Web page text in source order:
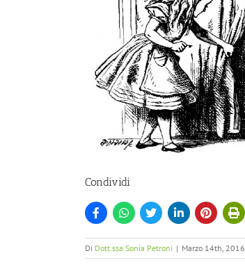
Condividi
Di Dott.ssa Sonia Petroni | Marzo 14th, 2016